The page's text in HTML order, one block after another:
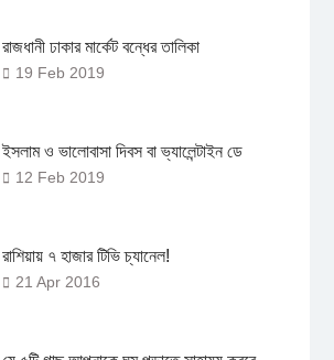
রাজধানী ঢাকার মার্কেট বন্ধের তালিকা
19 Feb 2019
ইসলাম ও ভালোবাসা দিবস বা ভ্যালেন্টাইন ডে
12 Feb 2019
রাশিয়ায় ৭ হাজার টিভি চ্যানেল!
21 Apr 2016